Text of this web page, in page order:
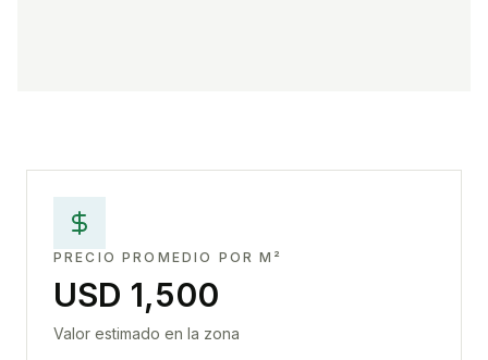
PRECIO PROMEDIO POR M²
USD 1,500
Valor estimado en la zona